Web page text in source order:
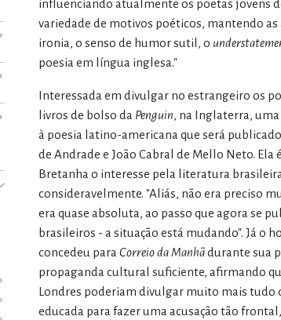
influenciando atualmente os poetas jovens
variedade de motivos poéticos, mantendo
ironia, o senso de humor sutil, o
poesia em língua inglesa."
Interessada em divulgar no estrangeiro os
livros de bolso da Penguin, na Inglaterra,
à poesia latino-americana que será
de Andrade e João Cabral de Mello Neto.
Bretanha o interesse pela literatura
consideravelmente. "Aliás, não era preciso
era quase absoluta, ao passo que agora se
brasileiros - a situação está mudando". Já o
concedeu para Correio da Manhãdurante sua
propaganda cultural suficiente, afirmando
Londres poderiam divulgar muito mais tudo
educada para fazer uma acusação tão